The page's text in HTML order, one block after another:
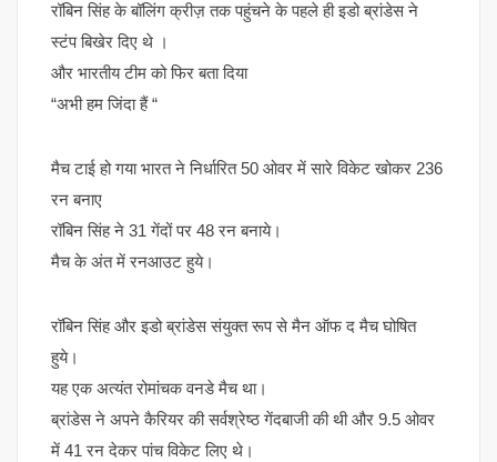
रॉबिन सिंह के बॉलिंग क्रीज़ तक पहुंचने के पहले ही इडो ब्रांडेस ने
स्टंप बिखेर दिए थे ।
और भारतीय टीम को फिर बता दिया
“अभी हम जिंदा हैं “
मैच टाई हो गया भारत ने निर्धारित 50 ओवर में सारे विकेट खोकर 236
रन बनाए
रॉबिन सिंह ने 31 गेंदों पर 48 रन बनाये।
मैच के अंत में रनआउट हुये।
रॉबिन सिंह और इडो ब्रांडेस संयुक्त रूप से मैन ऑफ द मैच घोषित
हुये।
यह एक अत्यंत रोमांचक वनडे मैच था।
ब्रांडेस ने अपने कैरियर की सर्वश्रेष्ठ गेंदबाजी की थी और 9.5 ओवर
में 41 रन देकर पांच विकेट लिए थे।